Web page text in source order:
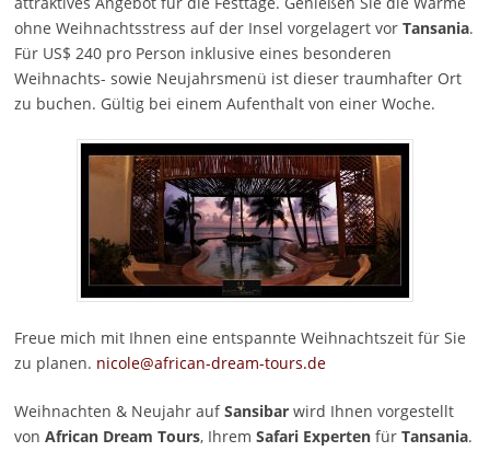
ohne Weihnachtsstress auf der Insel vorgelagert vor Tansania.
Für US$ 240 pro Person inklusive eines besonderen
Weihnachts- sowie Neujahrsmenü ist dieser traumhafter Ort
zu buchen. Gültig bei einem Aufenthalt von einer Woche.
Freue mich mit Ihnen eine entspannte Weihnachtszeit für Sie
zu planen. nicole@african-dream-tours.de
Weihnachten & Neujahr aufSansibarwird Ihnen vorgestellt
von African Dream Tours, Ihrem Safari Expertenfür Tansania.